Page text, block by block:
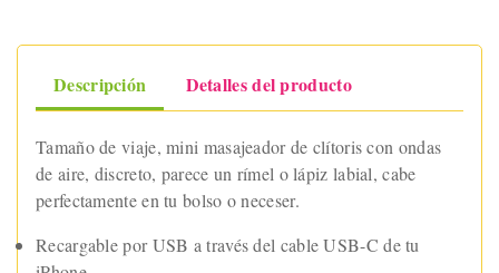
Descripción Detalles del producto
Tamaño de viaje, mini masajeador de clítoris con ondas
de aire, discreto, parece un rímel o lápiz labial, cabe
perfectamente en tu bolso o neceser.
Recargable por USB a través del cable USB-C de tu